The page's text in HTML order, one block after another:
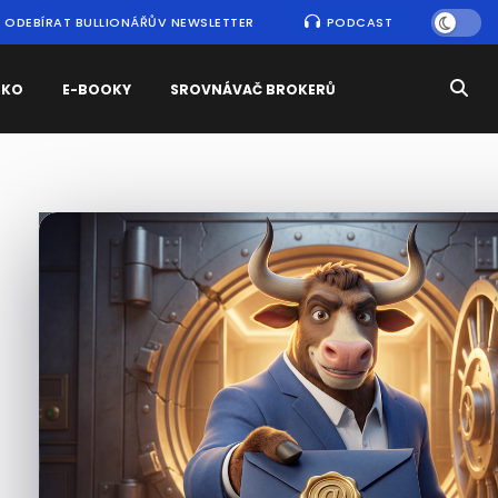
ODEBÍRAT BULLIONÁŘŮV NEWSLETTER PODCAST
E-BOOKY SROVNÁVAČ BROKERŮ
Nejčtenějšízprávy